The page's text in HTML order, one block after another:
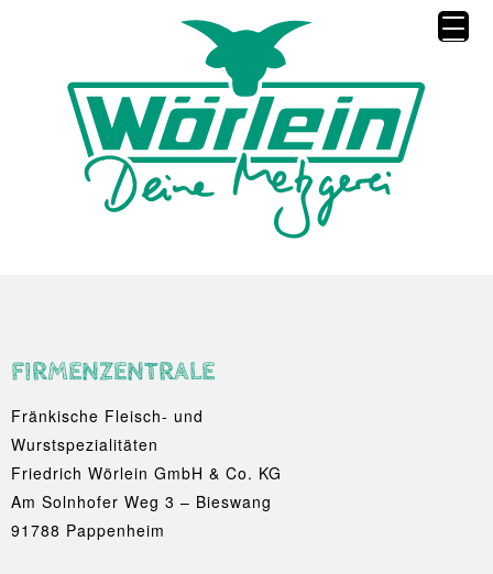
FIRMENZENTRALE
Fränkische Fleisch- und
Wurstspezialitäten
Friedrich Wörlein GmbH & Co. KG
Am Solnhofer Weg 3 – Bieswang
91788 Pappenheim